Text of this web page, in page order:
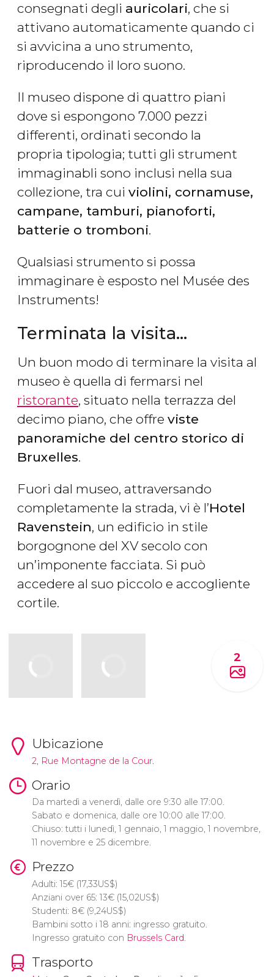
consegnati degli auricolari, che si
attivano automaticamente quando ci
si avvicina a uno strumento,
riproducendo il loro suono.
Il museo dispone di quattro piani
dove si espongono 7.000 pezzi
differenti, ordinati secondo la
propria tipologia; tutti gli strument
immaginabli sono inclusi nella sua
collezione, tra cui violini, cornamuse,
campane, tamburi, pianoforti,
batterie o tromboni.
Qualsiasi strumento si possa
immaginare è esposto nel Musée des
Instruments!
Terminata la visita…
Un buon modo di terminare la visita al
museo è quella di fermarsi nel
ristorante, situato nella terrazza del
decimo piano, che offre viste
panoramiche del centro storico di
Bruxelles.
Fuori dal museo, attraversando
completamente la strada, vi è l’Hotel
Ravenstein, un edificio in stile
borgognone del XV secolo con
un’imponente facciata. Si può
accedere al suo piccolo e accogliente
cortile.
2
Ubicazione
2, Rue Montagne de la Cour.
Orario
Da martedì a venerdì, dalle ore 9:30 alle 17:00.
Sabato e domenica, dalle ore 10:00 alle 17:00.
Chiuso: tutti i lunedì, 1 gennaio, 1 maggio, 1 novembre,
11 novembre e 25 dicembre.
Prezzo
Adulti: 15€(17,33US$)
Anziani over 65: 13€(15,02US$)
Studenti: 8€(9,24US$)
Bambini sotto i 18 anni: ingresso gratuito.
Ingresso gratuito con Brussels Card.
Trasporto